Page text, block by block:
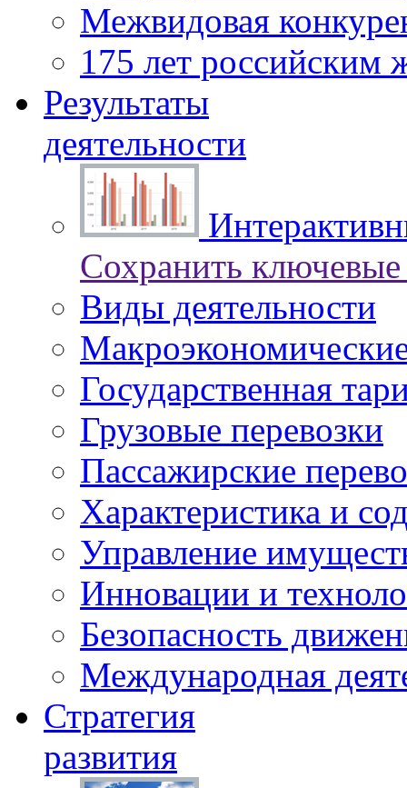
Межвидовая
175 лет российским
Результаты
деятельности
Сохранить ключевые
Виды деятельности
Государственная
Грузовые перевозки
Пассажирские
Характеристика и
Управление
Инновации и
Безопасность
Международная
Стратегия
развития